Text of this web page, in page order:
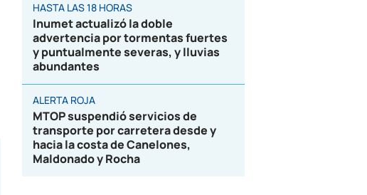
HASTA LAS 18 HORAS
Inumet actualizó la doble
advertencia por tormentas fuertes
y puntualmente severas, y lluvias
abundantes
ALERTA ROJA
MTOP suspendió servicios de
transporte por carretera desde y
hacia la costa de Canelones,
Maldonado y Rocha